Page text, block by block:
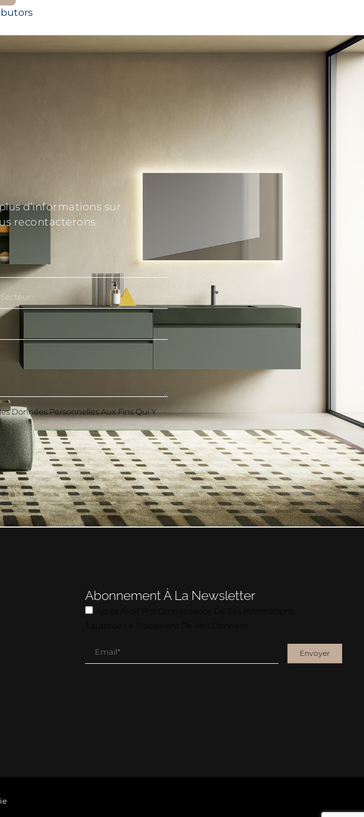
d’informations sur
recontacterons
Données Personnelles Aux Fins Qui Y
Abonnement À La Newsletter
Envoyer